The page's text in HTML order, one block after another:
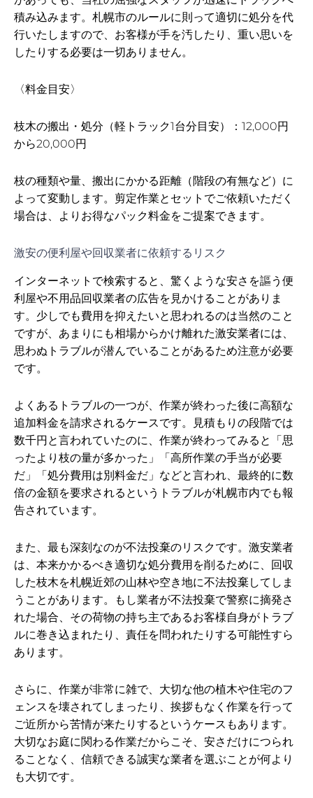
積み込みます。札幌市のルールに則って適切に処分を代
行いたしますので、お客様が手を汚したり、重い思いを
したりする必要は一切ありません。
〈料金目安〉
枝木の搬出・処分（軽トラック1台分目安）：12,000円
から20,000円
枝の種類や量、搬出にかかる距離（階段の有無など）に
よって変動します。剪定作業とセットでご依頼いただく
場合は、よりお得なパック料金をご提案できます。
激安の便利屋や回収業者に依頼するリスク
インターネットで検索すると、驚くような安さを謳う便
利屋や不用品回収業者の広告を見かけることがありま
す。少しでも費用を抑えたいと思われるのは当然のこと
ですが、あまりにも相場からかけ離れた激安業者には、
思わぬトラブルが潜んでいることがあるため注意が必要
です。
よくあるトラブルの一つが、作業が終わった後に高額な
追加料金を請求されるケースです。見積もりの段階では
数千円と言われていたのに、作業が終わってみると「思
ったより枝の量が多かった」「高所作業の手当が必要
だ」「処分費用は別料金だ」などと言われ、最終的に数
倍の金額を要求されるというトラブルが札幌市内でも報
告されています。
また、最も深刻なのが不法投棄のリスクです。激安業者
は、本来かかるべき適切な処分費用を削るために、回収
した枝木を札幌近郊の山林や空き地に不法投棄してしま
うことがあります。もし業者が不法投棄で警察に摘発さ
れた場合、その荷物の持ち主であるお客様自身がトラブ
ルに巻き込まれたり、責任を問われたりする可能性すら
あります。
さらに、作業が非常に雑で、大切な他の植木や住宅のフ
ェンスを壊されてしまったり、挨拶もなく作業を行って
ご近所から苦情が来たりするというケースもあります。
大切なお庭に関わる作業だからこそ、安さだけにつられ
ることなく、信頼できる誠実な業者を選ぶことが何より
も大切です。